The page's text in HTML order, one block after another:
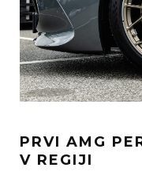
PRVI AMG
V REGIJI